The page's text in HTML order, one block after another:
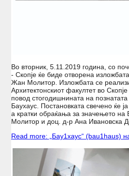
Во вторник 5.11.2019 година, со
- Скопје ќе биде отворена
Жан Молитор. Изложбата се
Архитектонскиот факултет во Скопје
повод стогодишнината на
Баухаус. Постановката свечено ќе
а кратки обраќања за значењето
Молитор и доц. д-р Ана Ивановска
Read more: „Бау1хаус“ (bau1haus)